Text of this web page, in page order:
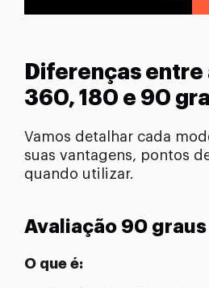
Diferenças
360, 180 e 90
Vamos detalhar cada
suas vantagens, pontos
quando utilizar.
Avaliação 90 graus
O que é: